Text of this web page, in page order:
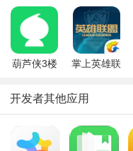
手手机版(王
者营地)
手(极管家)
葫芦侠3楼
本
掌上英雄联
开发者其他应用